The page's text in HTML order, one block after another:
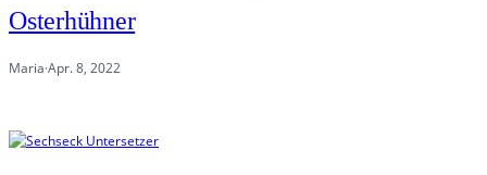
Osterhühner
Maria·Apr. 8, 2022